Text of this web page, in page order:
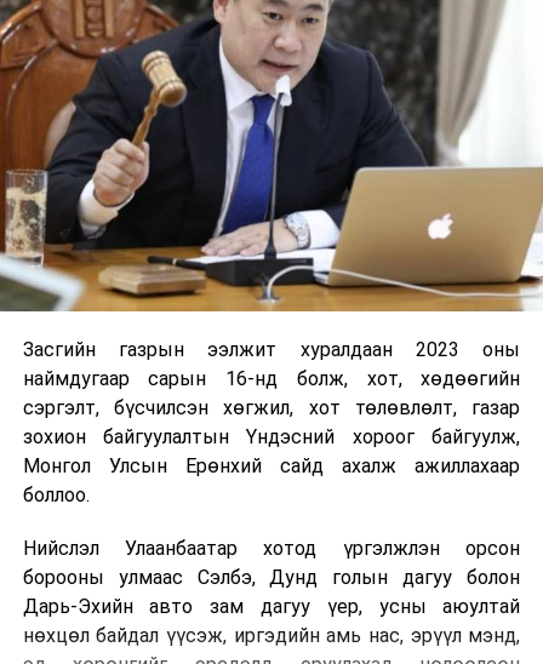
Засгийн газрын ээлжит хуралдаан 2023 оны
наймдугаар сарын 16-нд болж, хот, хөдөөгийн
сэргэлт, бүсчилсэн хөгжил, хот төлөвлөлт, газар
зохион байгуулалтын Үндэсний хороог байгуулж,
Монгол Улсын Ерөнхий сайд ахалж ажиллахаар
боллоо.
Нийслэл Улаанбаатар хотод үргэлжлэн орсон
борооны улмаас Сэлбэ, Дунд голын дагуу болон
Дарь-Эхийн авто зам дагуу үер, усны аюултай
нөхцөл байдал үүсэж, иргэдийн амь нас, эрүүл мэнд,